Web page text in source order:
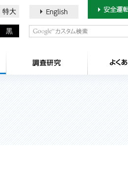
サイズ
特大
黒